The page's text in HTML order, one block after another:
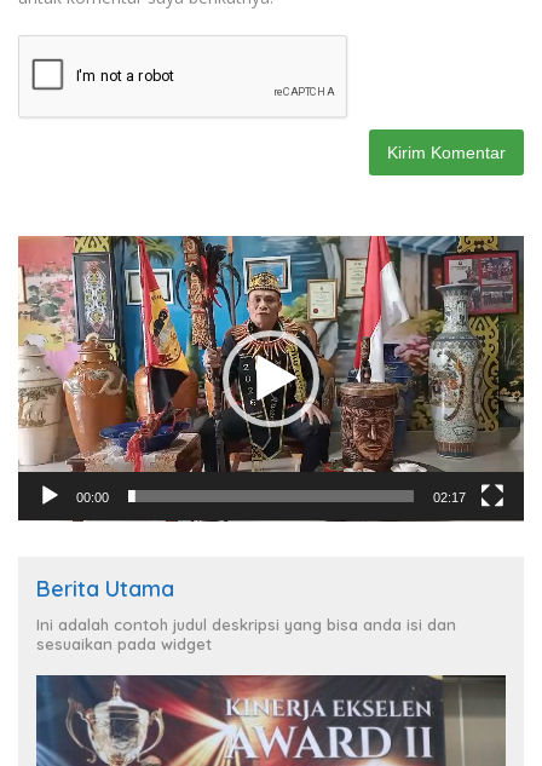
Pemutar
Video
00:00 02:17
Berita Utama
Ini adalah contoh judul deskripsi yang bisa anda isi dan
sesuaikan pada widget